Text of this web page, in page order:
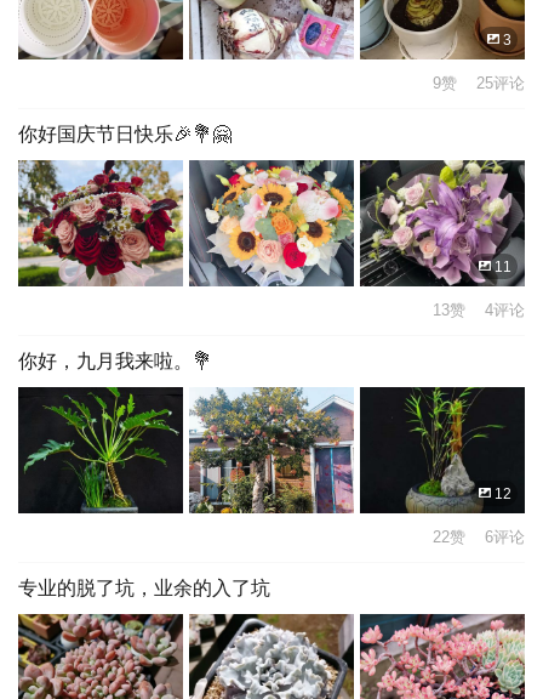
3
9赞 25评论
你好国庆节日快乐🎉💐🤗
11
13赞 4评论
你好，九月我来啦。💐
12
22赞 6评论
专业的脱了坑，业余的入了坑